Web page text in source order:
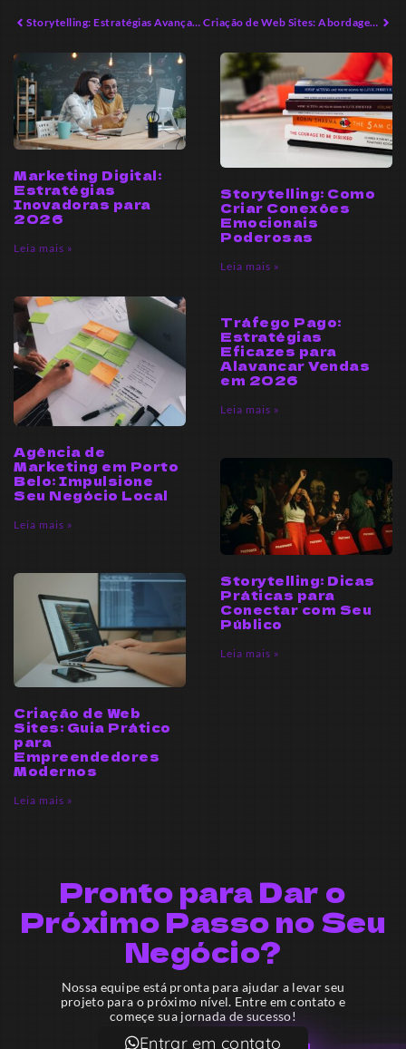
Storytelling: Estratégias Avançadas para Envolver Seu Público Criação de Web Sites: Abordagens Estratégicas para Resultados Eficazes
Marketing Digital:
Estratégias
Inovadoras para
2026
Leia mais »
Storytelling: Como
Criar Conexões
Emocionais
Poderosas
Leia mais »
Agência de
Marketing em Porto
Belo: Impulsione
Seu Negócio Local
Leia mais »
Tráfego Pago:
Estratégias
Eficazes para
Alavancar Vendas
em 2026
Leia mais »
Criação de Web
Sites: Guia Prático
para
Empreendedores
Modernos
Leia mais »
Storytelling: Dicas
Práticas para
Conectar com Seu
Público
Leia mais »
Pronto para Dar o
Próximo Passo no Seu
Negócio?
Nossa equipe está pronta para ajudar a levar seu
projeto para o próximo nível. Entre em contato e
começe sua jornada de sucesso!
Entrar em contato